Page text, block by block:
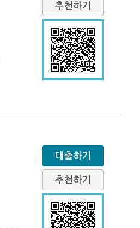
추천하기
대출하기
추천하기